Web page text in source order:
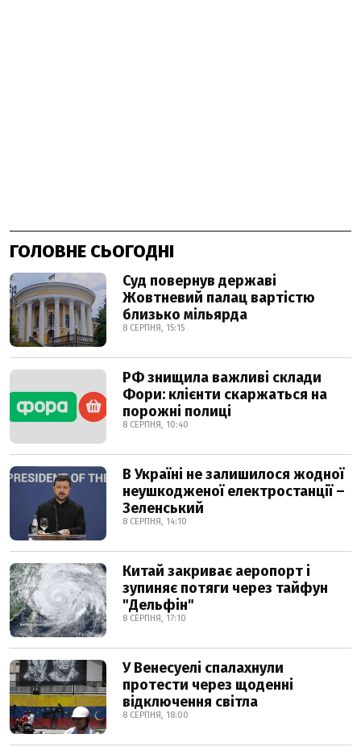
ГОЛОВНЕ СЬОГОДНІ
Суд повернув державі
Жовтневий палац вартістю
близько мільярда
8 СЕРПНЯ, 15:15
РФ знищила важливі склади
Фори: клієнти скаржаться на
порожні полиці
8 СЕРПНЯ, 10:40
В Україні не залишилося жодної
неушкодженої електростанції –
Зеленський
8 СЕРПНЯ, 14:10
Китай закриває аеропорт і
зупиняє потяги через тайфун
"Дельфін"
8 СЕРПНЯ, 17:10
У Венесуелі спалахнули
протести через щоденні
відключення світла
8 СЕРПНЯ, 18:00